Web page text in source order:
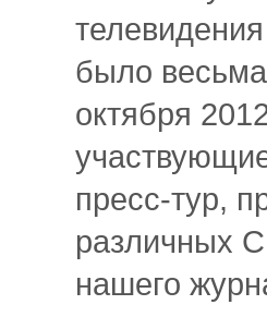
было
октября
пресс-тур,
различных
нашего